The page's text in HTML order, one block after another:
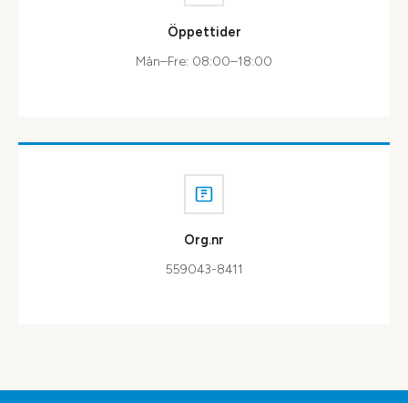
Öppettider
Mån–Fre: 08:00–18:00
Org.nr
559043-8411